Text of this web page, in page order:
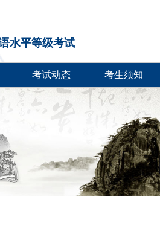
水平等级考试
考试动态 考生须知